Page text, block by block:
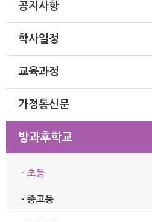
공지사항
학사일정
교육과정
가정통신문
방과후학교
- 초등
- 중고등